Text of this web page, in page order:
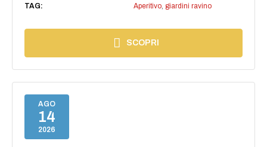
TAG:
Aperitivo, giardini ravino
SCOPRI
AGO
14
2026